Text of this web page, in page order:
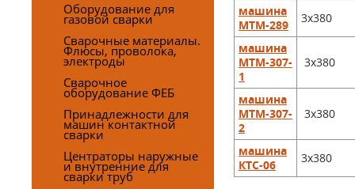
машина
МТМ-289
3х380
машина
МТМ-307-
1
3х380
машина
МТМ-307-
2
3х380
машина
КТС-06
3х380
Оборудование для
газовой сварки
Сварочные материалы.
Флюсы, проволока,
электроды
Сварочное
оборудование ФЕБ
Принадлежности для
машин контактной
сварки
Центраторы наружные
и внутренние для
сварки труб